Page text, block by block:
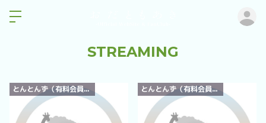
STREAMING
とんとんず（有料会員）限定 とんとんず（有料会員）限定